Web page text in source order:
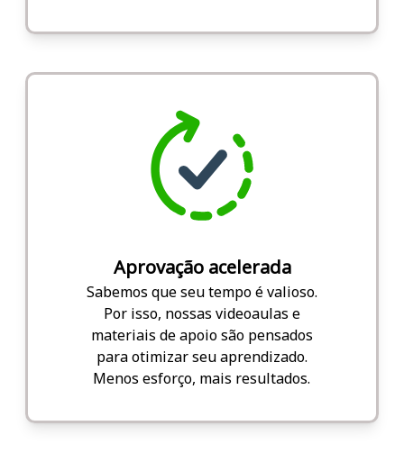
Aprovação acelerada
Sabemos que seu tempo é valioso.
Por isso, nossas videoaulas e
materiais de apoio são pensados
para otimizar seu aprendizado.
Menos esforço, mais resultados.